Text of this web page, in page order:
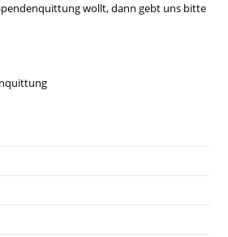
wollt, dann gebt uns bitte